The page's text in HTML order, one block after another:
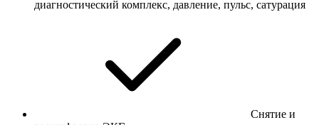
диагностический комплекс, давление, пульс, сатурация
Снятие и